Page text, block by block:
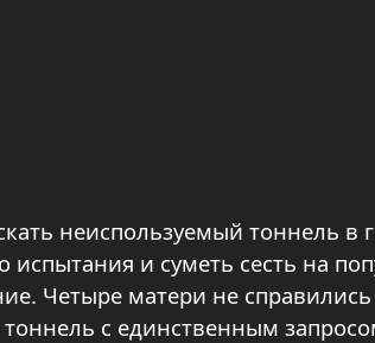
неиспользуемый тоннель в
испытания и суметь сесть на
Четыре матери не
с единственным